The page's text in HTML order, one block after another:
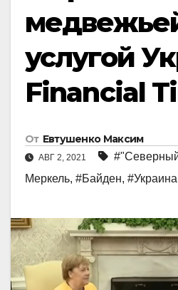
услугой
Financial
От Евтушенко Максим
АВГ 2, 2021
Меркель, #Байден, #Украинa